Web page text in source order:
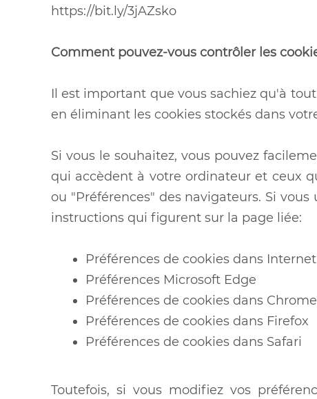
https://bit.ly/3jAZsko
Comment pouvez-vous contrôler les
Il est important que vous sachiez qu'à
en éliminant les cookies stockés dans
Si vous le souhaitez, vous pouvez
qui accèdent à votre ordinateur et ceux
ou "Préférences" des navigateurs. Si
instructions qui figurent sur la page liée:
Préférences de cookies dans
Préférences Microsoft Edge
Préférences de cookies dans Chrome
Préférences de cookies dans Firefox
Préférences de cookies dans Safari
Toutefois, si vous modifiez vos